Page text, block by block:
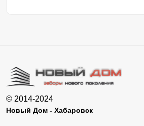
© 2014-2024
Новый Дом - Хабаровск